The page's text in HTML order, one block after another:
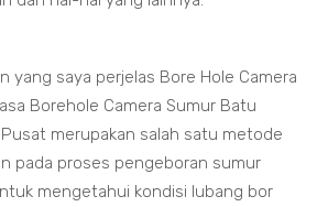
yang saya perjelas Bore Hole Camera
Borehole Camera Sumur Batu
merupakan salah satu metode
pada proses pengeboran sumur
mengetahui kondisi lubang bor